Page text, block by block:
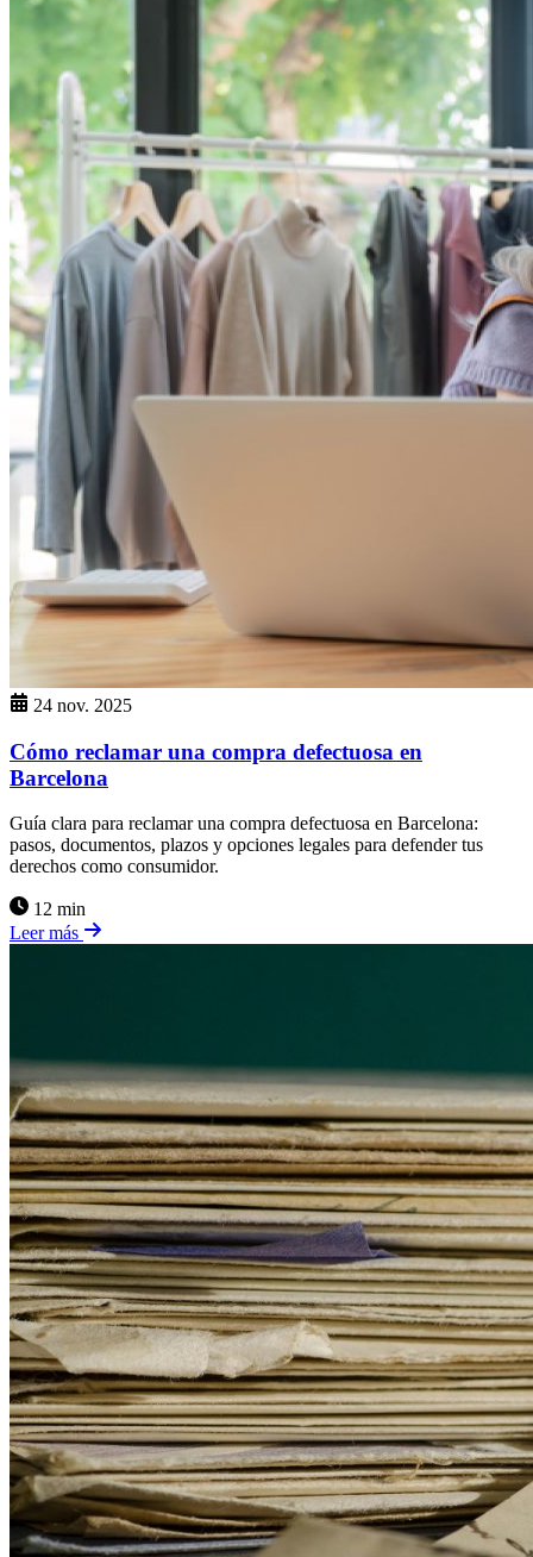
24 nov. 2025
Cómo reclamar una compra defectuosa en
Barcelona
Guía clara para reclamar una compra defectuosa en Barcelona:
pasos, documentos, plazos y opciones legales para defender tus
derechos como consumidor.
12 min
Leer más